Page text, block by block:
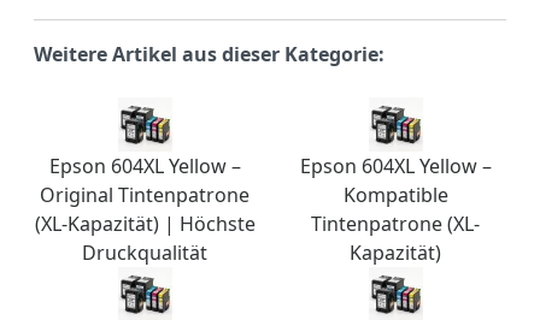
Weitere Artikel aus dieser Kategorie:
Epson 604XL Yellow –
Original Tintenpatrone
(XL-Kapazität) | Höchste
Druckqualität
Epson 604XL Yellow –
Kompatible
Tintenpatrone (XL-
Kapazität)